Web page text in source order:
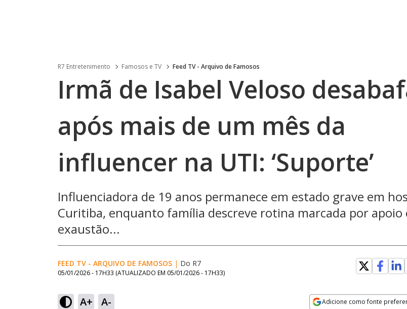
R7 Entretenimento Famosos e TV Feed TV - Arquivo de Famosos
Irmã de Isabel Veloso
após mais de um mês da
influencer na UTI: ‘Suporte’
Influenciadora de 19 anos permanece em estado grave em
Curitiba, enquanto família descreve rotina marcada por apoio
exaustão...
FEED TV - ARQUIVO DE FAMOSOS | Do R7
05/01/2026 - 17H33 (ATUALIZADO EM 05/01/2026 - 17H33)
A+ A- Adicione como fonte